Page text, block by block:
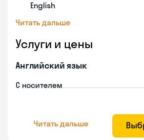
English
Читать дальше
Услуги и цены
Английский язык
С носителем
Читать дальше